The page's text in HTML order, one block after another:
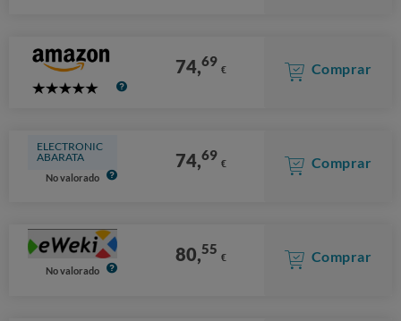
5
74,69 € Comprar
ELECTRONIC
ABARATA
No valorado
74,69 € Comprar
No valorado
80,55 € Comprar